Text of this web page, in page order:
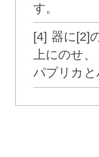
す。
[4] 器に[2]
上にのせ
パプリカと